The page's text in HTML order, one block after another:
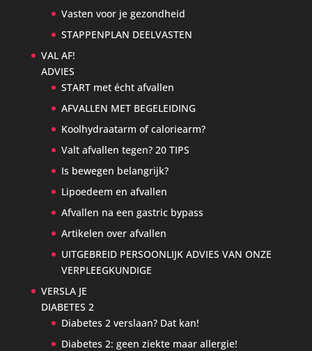
Vasten voor je gezondheid
STAPPENPLAN DEELVASTEN
VAL AF!
ADVIES
START met écht afvallen
AFVALLEN MET BEGELEIDING
Koolhydraatarm of caloriearm?
Valt afvallen tegen? 20 TIPS
Is bewegen belangrijk?
Lipoedeem en afvallen
Afvallen na een gastric bypass
Artikelen over afvallen
UITGEBREID PERSOONLIJK ADVIES VAN ONZE
VERPLEEGKUNDIGE
VERSLA JE
DIABETES 2
Diabetes 2 verslaan? Dat kan!
Diabetes 2: geen ziekte maar allergie!